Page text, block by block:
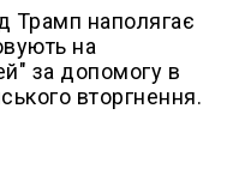
наполягає
на
за допомогу в
вторгнення.